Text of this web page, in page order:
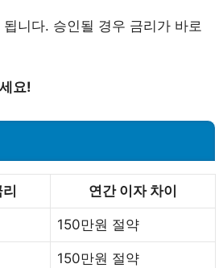
니다. 승인될 경우 금리가 바로
요!
연간 이자 차이
150만원 절약
150만원 절약